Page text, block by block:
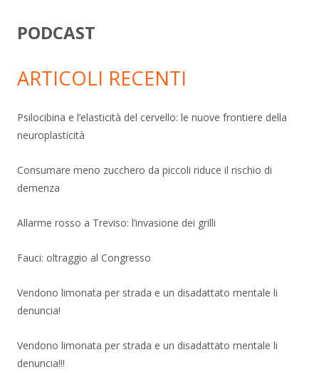
PODCAST
ARTICOLI RECENTI
Psilocibina e l’elasticità del cervello: le nuove frontiere della
neuroplasticità
Consumare meno zucchero da piccoli riduce il rischio di
demenza
Allarme rosso a Treviso: l’invasione dei grilli
Fauci: oltraggio al Congresso
Vendono limonata per strada e un disadattato mentale li
denuncia!
Vendono limonata per strada e un disadattato mentale li
denuncia!!!